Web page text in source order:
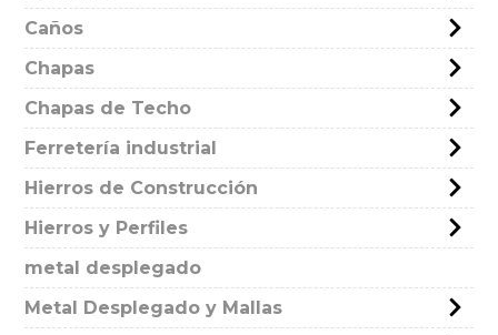
Caños
Chapas
Chapas de Techo
Ferretería industrial
Hierros de Construcción
Hierros y Perfiles
metal desplegado
Metal Desplegado y Mallas